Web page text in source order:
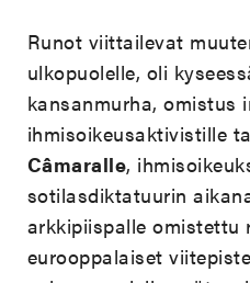
Runot viittailevat
ulkopuolelle, oli
kansanmurha, omistus
ihmisoikeusaktivistille
Câmaralle,
sotilasdiktatuurin
arkkipiispalle omistettu
eurooppalaiset